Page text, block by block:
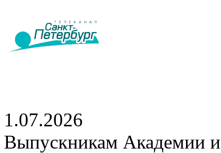
1.07.2026
Выпускникам Академии